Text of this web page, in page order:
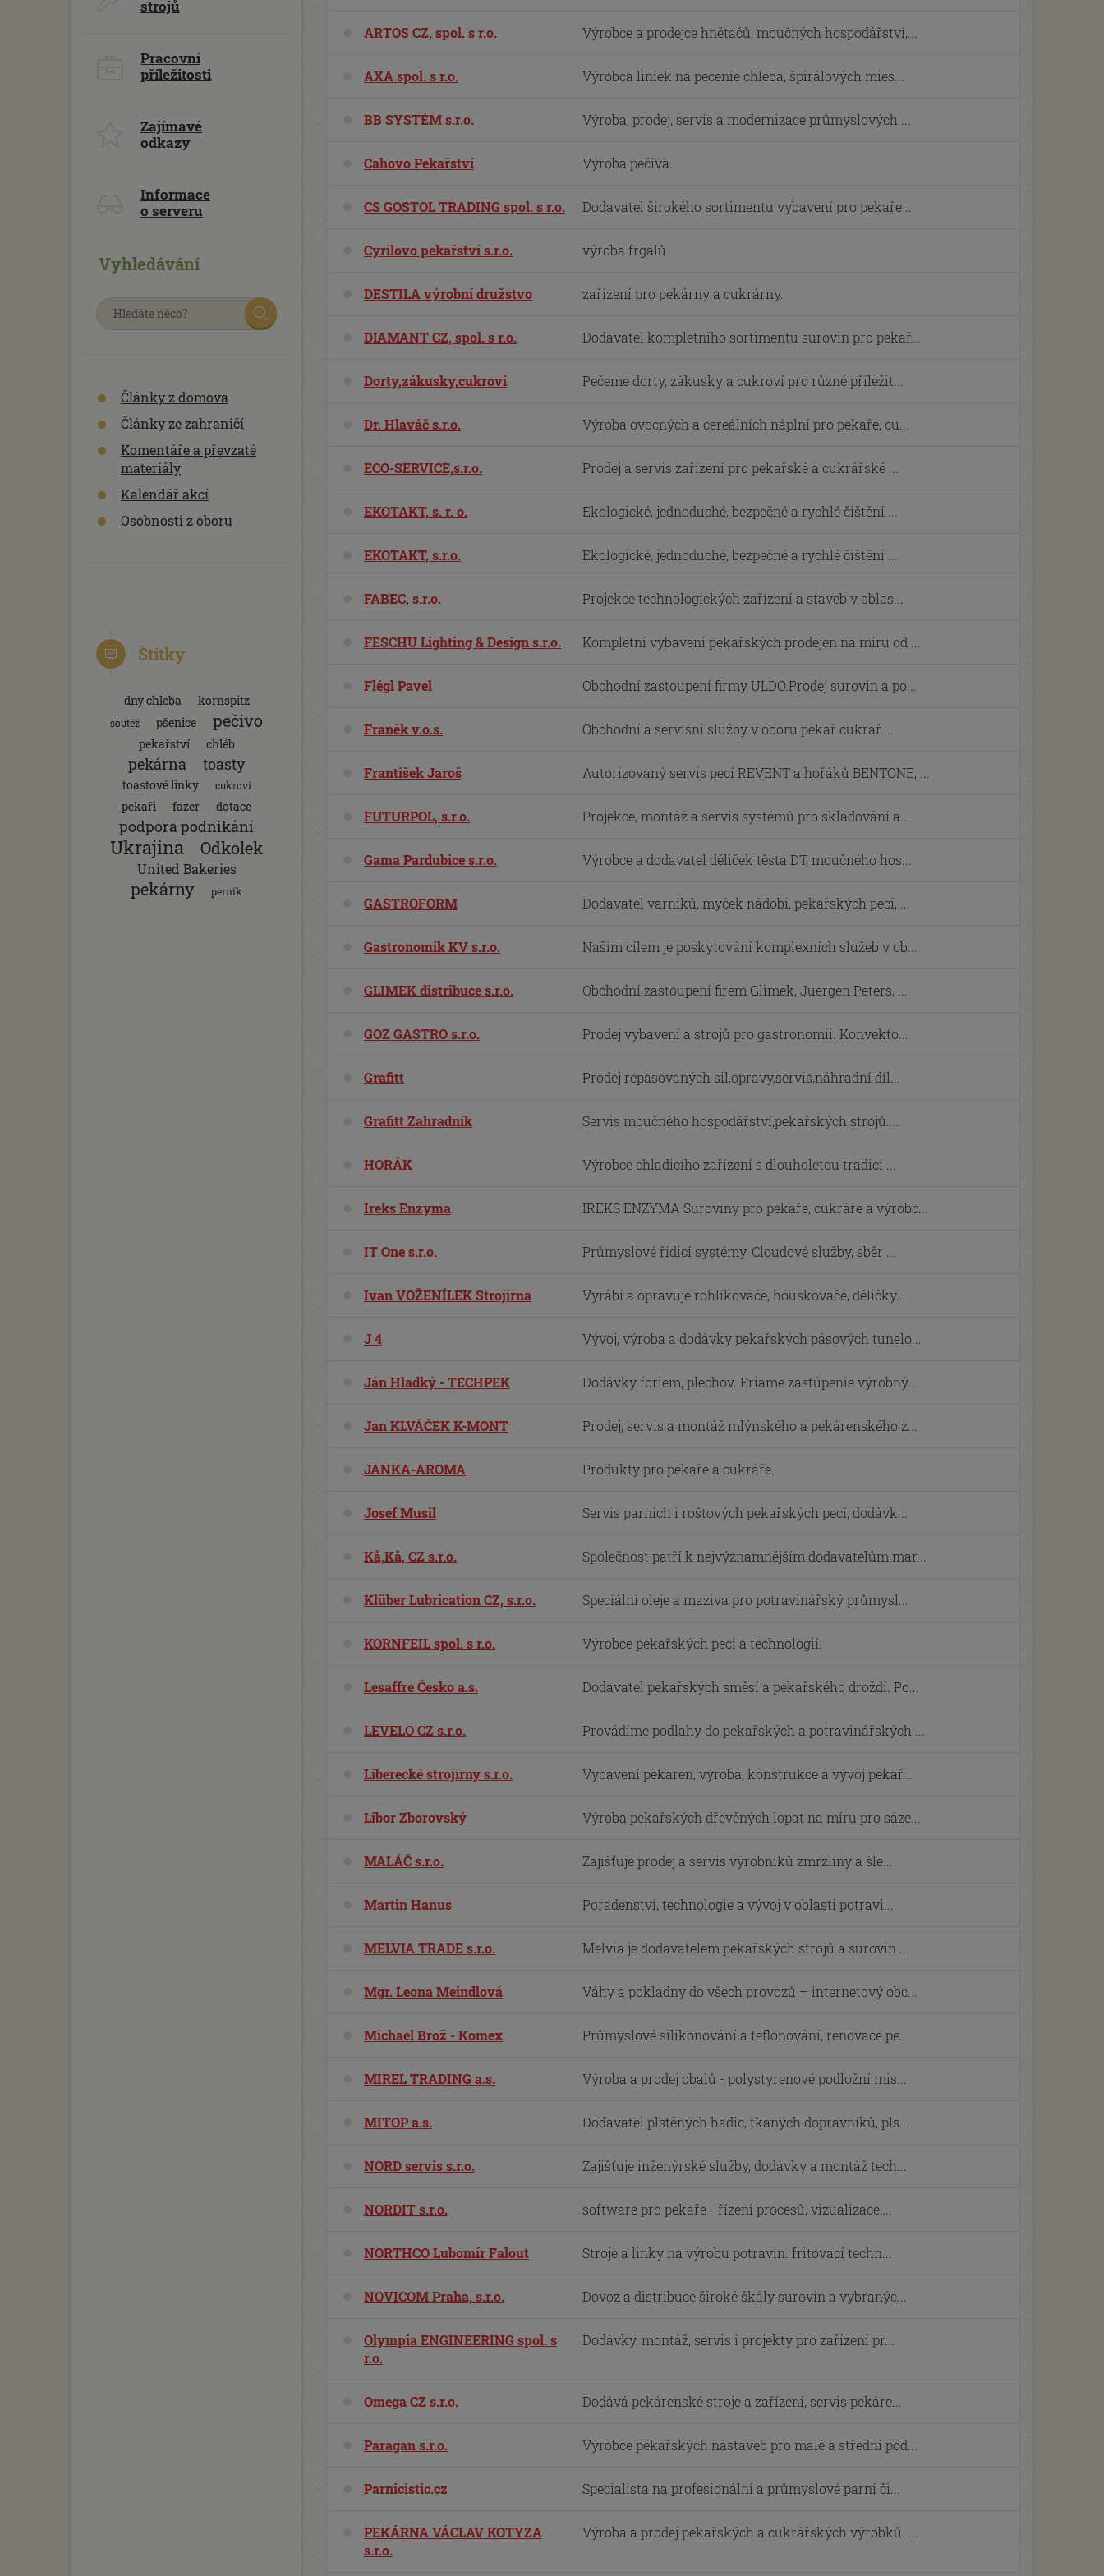
strojů
Pracovní
příležitosti
Zajímavé
odkazy
Informace
o serveru
Vyhledávání
Články z domova
Články ze zahraničí
Komentáře a převzaté
materiály
Kalendář akcí
Osobnosti z oboru
Štítky
dny chleba kornspitz
soutěž pšenice pečivo
pekařství chléb
pekárna toasty
toastové linky cukroví
pekaři fazer dotace
podpora podnikání
Ukrajina Odkolek
United Bakeries
pekárny perník
ARTOS CZ, spol. s r.o. Výrobce a prodejce hnětačů, moučných hospodářství,...
AXA spol. s r.o. Výrobca liniek na pecenie chleba, špirálových mies...
BB SYSTÉM s.r.o. Výroba, prodej, servis a modernizace průmyslových ...
Cahovo Pekařství Výroba pečiva.
CS GOSTOL TRADING spol. s r.o. Dodavatel širokého sortimentu vybavení pro pekaře ...
Cyrilovo pekařství s.r.o. výroba frgálů
DESTILA výrobní družstvo zařízení pro pekárny a cukrárny.
DIAMANT CZ, spol. s r.o. Dodavatel kompletního sortimentu surovin pro pekař...
Dorty,zákusky,cukroví Pečeme dorty, zákusky a cukroví pro různé příležit...
Dr. Hlaváč s.r.o. Výroba ovocných a cereálních náplní pro pekaře, cu...
ECO-SERVICE,s.r.o. Prodej a servis zařízení pro pekařské a cukrářské ...
EKOTAKT, s. r. o. Ekologické, jednoduché, bezpečné a rychlé čištění ...
EKOTAKT, s.r.o. Ekologické, jednoduché, bezpečné a rychlé čištění ...
FABEC, s.r.o. Projekce technologických zařízení a staveb v oblas...
FESCHU Lighting & Design s.r.o. Kompletní vybavení pekařských prodejen na míru od ...
Flégl Pavel Obchodní zastoupení firmy ULDO.Prodej surovin a po...
Franěk v.o.s. Obchodní a servisní služby v oboru pekař cukrář....
František Jaroš Autorizovaný servis pecí REVENT a hořáků BENTONE, ...
FUTURPOL, s.r.o. Projekce, montáž a servis systémů pro skladování a...
Gama Pardubice s.r.o. Výrobce a dodavatel děliček těsta DT, moučného hos...
GASTROFORM Dodavatel varníků, myček nádobí, pekařských pecí, ...
Gastronomik KV s.r.o. Naším cílem je poskytování komplexních služeb v ob...
GLIMEK distribuce s.r.o. Obchodní zastoupení firem Glimek, Juergen Peters, ...
GOZ GASTRO s.r.o. Prodej vybavení a strojů pro gastronomii. Konvekto...
Grafitt Prodej repasovaných sil,opravy,servis,náhradní díl...
Grafitt Zahradník Servis moučného hospodářství,pekařských strojů....
HORÁK Výrobce chladicího zařízení s dlouholetou tradicí ...
Ireks Enzyma IREKS ENZYMA Suroviny pro pekaře, cukráře a výrobc...
IT One s.r.o. Průmyslové řídicí systémy, Cloudové služby, sběr ...
Ivan VOŽENÍLEK Strojírna Vyrábí a opravuje rohlíkovače, houskovače, děličky...
J 4 Vývoj, výroba a dodávky pekařských pásových tunelo...
Ján Hladký - TECHPEK Dodávky foriem, plechov. Priame zastúpenie výrobný...
Jan KLVÁČEK K-MONT Prodej, servis a montáž mlýnského a pekárenského z...
JANKA-AROMA Produkty pro pekaře a cukráře.
Josef Musil Servis parních i roštových pekařských pecí, dodávk...
Kå,Kå, CZ s.r.o. Společnost patří k nejvýznamnějším dodavatelům mar...
Klüber Lubrication CZ, s.r.o. Speciální oleje a maziva pro potravinářský průmysl...
KORNFEIL spol. s r.o. Výrobce pekařských pecí a technologií.
Lesaffre Česko a.s. Dodavatel pekařských směsí a pekařského droždí. Po...
LEVELO CZ s.r.o. Provádíme podlahy do pekařských a potravinářských ...
Liberecké strojírny s.r.o. Vybavení pekáren, výroba, konstrukce a vývoj pekař...
Libor Zborovský Výroba pekařských dřevěných lopat na míru pro sáze...
MALÁČ s.r.o. Zajišťuje prodej a servis výrobníků zmrzliny a šle...
Martin Hanus Poradenství, technologie a vývoj v oblasti potravi...
MELVIA TRADE s.r.o. Melvia je dodavatelem pekařských strojů a surovin ...
Mgr. Leona Meindlová Váhy a pokladny do všech provozů – internetový obc...
Michael Brož - Komex Průmyslové silikonování a teflonování, renovace pe...
MIREL TRADING a.s. Výroba a prodej obalů - polystyrenové podložní mis...
MITOP a.s. Dodavatel plstěných hadic, tkaných dopravníků, pls...
NORD servis s.r.o. Zajišťuje inženýrské služby, dodávky a montáž tech...
NORDIT s.r.o. software pro pekaře - řízení procesů, vizualizace,...
NORTHCO Lubomír Falout Stroje a linky na výrobu potravin. fritovací techn...
NOVICOM Praha, s.r.o. Dovoz a distribuce široké škály surovin a vybranýc...
Olympia ENGINEERING spol. s
r.o.
Dodávky, montáž, servis i projekty pro zařízení pr...
Omega CZ s.r.o. Dodává pekárenské stroje a zařízení, servis pekáre...
Paragan s.r.o. Výrobce pekařských nástaveb pro malé a střední pod...
Parnicistic.cz Specialista na profesionální a průmyslové parní či...
PEKÁRNA VÁCLAV KOTYZA
s.r.o.
Výroba a prodej pekařských a cukrářských výrobků. ...